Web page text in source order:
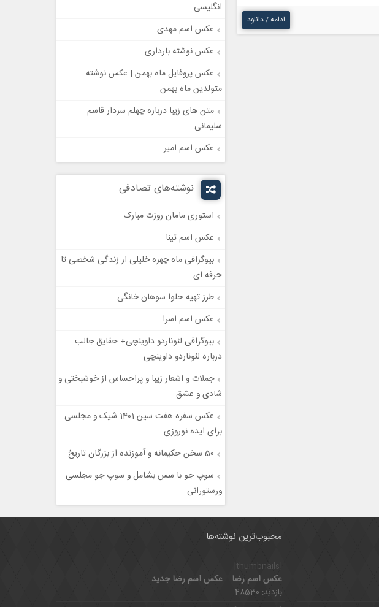
ادامه / دانلود
انگلیسی
عکس اسم مهدی
عکس نوشته بارداری
عکس پروفایل ماه بهمن | عکس نوشته
متولدین ماه بهمن
متن های زیبا درباره چهلم سردار قاسم
سلیمانی
عکس اسم امیر
نوشته‌های تصادفی
استوری مامان روزت مبارک
عکس اسم تینا
بیوگرافی ماه چهره خلیلی از زندگی شخصی تا
حرفه ای
طرز تهیه حلوا سوهان خانگی
عکس اسم اسرا
بیوگرافی لئوناردو داوینچی+ حقایق جالب
درباره لئوناردو داوینچی
جملات و اشعار زیبا و پراحساس از خوشبختی و
شادی و عشق
عکس سفره هفت سین 1401 شیک و مجلسی
برای ایده نوروزی
50 سخن حکیمانه و آموزنده از بزرگان تاریخ
سوپ جو با سس بشامل و سوپ جو مجلسی
ورستورانی
محبوب‌ترین نوشته‌ها
[thumbnails]
عکس اسم رضا – عکس اسم رضا جدید
بازدید: 48530